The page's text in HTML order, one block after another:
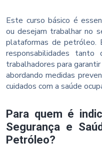
Este curso básico é
ou desejam trabalhar no
plataformas de petróleo.
responsabilidades tanto
trabalhadores para
abordando medidas
cuidados com a saúde
Para quem é
Segurança e
Petróleo?